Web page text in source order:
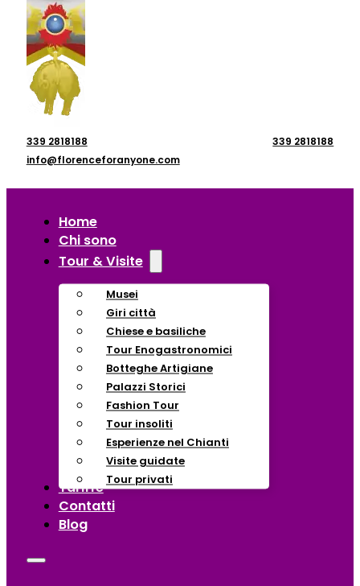
339 2818188
339 2818188
info@florenceforanyone.com
Home
Chi sono
Tour & Visite
Musei
Giri città
Chiese e basiliche
Tour Enogastronomici
Botteghe Artigiane
Palazzi Storici
Fashion Tour
Tour insoliti
Esperienze nel Chianti
Visite guidate
Tour privati
Tariffe
Contatti
Blog